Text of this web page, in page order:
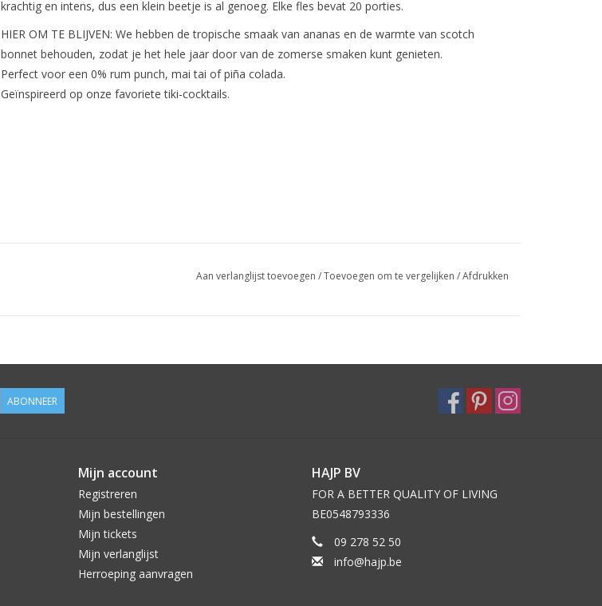
krachtig en intens, dus een klein beetje is al genoeg. Elke fles bevat 20 porties.
HIER OM TE BLIJVEN: We hebben de tropische smaak van ananas en de warmte van scotch
bonnet behouden, zodat je het hele jaar door van de zomerse smaken kunt genieten.
Perfect voor een 0% rum punch, mai tai of piña colada.
Geïnspireerd op onze favoriete tiki-cocktails.
Aan verlanglijst toevoegen /Toevoegen om te vergelijken /Afdrukken
ABONNEER
Mijn account
Registreren
Mijn bestellingen
Mijn tickets
Mijn verlanglijst
Herroeping aanvragen
HAJP BV
FOR A BETTER QUALITY OF LIVING
BE0548793336
09 278 52 50
info@hajp.be